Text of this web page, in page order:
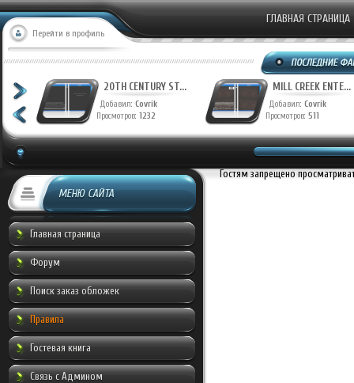
Перейти в профиль
ГЛАВНАЯ СТРАНИЦА
20TH CENTURY ST...
Добавил: Covrik
Просмотров: 1232
MILL CREEK ENTE...
Добавил: Covrik
Просмотров: 511
МЕНЮ САЙТА
Главная страница
Форум
Поиск заказ обложек
Правила
Гостевая книга
Связь с Админом
Гостям запрещено